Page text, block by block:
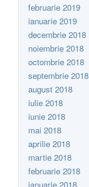
februarie 2019
ianuarie 2019
decembrie 2018
noiembrie 2018
octombrie 2018
septembrie 2018
august 2018
iulie 2018
iunie 2018
mai 2018
aprilie 2018
martie 2018
februarie 2018
ianuarie 2018